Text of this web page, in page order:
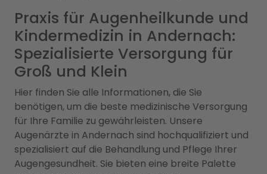
Praxis für Augenheilkunde und
Kindermedizin in Andernach:
Spezialisierte Versorgung für
Groß und Klein
Hier finden Sie alle Informationen, die Sie
benötigen, um die beste medizinische Versorgung
für Ihre Familie zu gewährleisten. Unsere
Augenärzte in Andernach sind hochqualifiziert und
spezialisiert auf die Behandlung und Pflege Ihrer
Augengesundheit. Sie bieten eine breite Palette